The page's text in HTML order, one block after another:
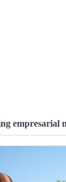
empresarial